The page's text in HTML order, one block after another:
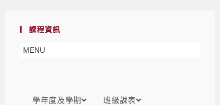
課程資訊
MENU
學年度及學期 班級課表